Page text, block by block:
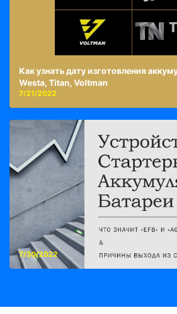
Как узнать дату изготовления
Westa, Titan, Voltman
7/21/2022
7/30/2022